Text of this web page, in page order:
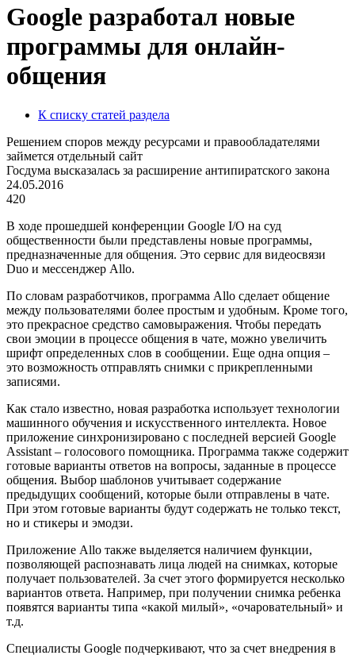
Google разработал новые
программы для онлайн-
общения
К списку статей раздела
Решением споров между ресурсами и правообладателями
займется отдельный сайт
Госдума высказалась за расширение антипиратского закона
24.05.2016
420
В ходе прошедшей конференции Google I/O на суд
общественности были представлены новые программы,
предназначенные для общения. Это сервис для видеосвязи
Duo и мессенджер Allo.
По словам разработчиков, программа Allo сделает общение
между пользователями более простым и удобным. Кроме того,
это прекрасное средство самовыражения. Чтобы передать
свои эмоции в процессе общения в чате, можно увеличить
шрифт определенных слов в сообщении. Еще одна опция –
это возможность отправлять снимки с прикрепленными
записями.
Как стало известно, новая разработка использует технологии
машинного обучения и искусственного интеллекта. Новое
приложение синхронизировано с последней версией Google
Assistant – голосового помощника. Программа также содержит
готовые варианты ответов на вопросы, заданные в процессе
общения. Выбор шаблонов учитывает содержание
предыдущих сообщений, которые были отправлены в чате.
При этом готовые варианты будут содержать не только текст,
но и стикеры и эмодзи.
Приложение Allo также выделяется наличием функции,
позволяющей распознавать лица людей на снимках, которые
получает пользователей. За счет этого формируется несколько
вариантов ответа. Например, при получении снимка ребенка
появятся варианты типа «какой милый», «очаровательный» и
т.д.
Специалисты Google подчеркивают, что за счет внедрения в